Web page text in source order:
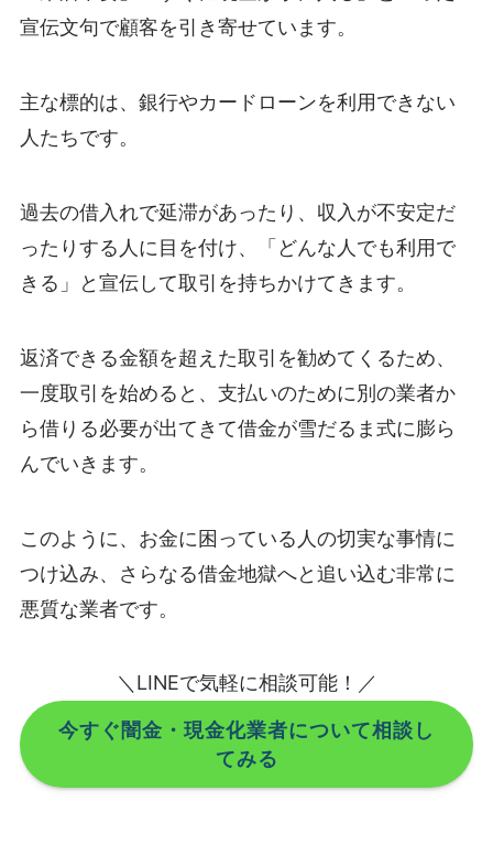
宣伝文句で顧客を引き寄せています。
主な標的は、銀行やカードローンを利用できない
人たちです。
過去の借入れで延滞があったり、収入が不安定だ
ったりする人に目を付け、「どんな人でも利用で
きる」と宣伝して取引を持ちかけてきます。
返済できる金額を超えた取引を勧めてくるため、
一度取引を始めると、支払いのために別の業者か
ら借りる必要が出てきて借金が雪だるま式に膨ら
んでいきます。
このように、お金に困っている人の切実な事情に
つけ込み、さらなる借金地獄へと追い込む非常に
悪質な業者です。
＼LINEで気軽に相談可能！／
今すぐ闇金・現金化業者について相談し
てみる